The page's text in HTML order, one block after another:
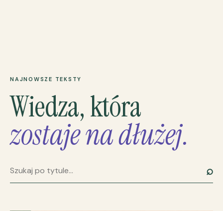
NAJNOWSZE TEKSTY
Wiedza, która
zostaje na dłużej.
Szukaj artykułu ⌕